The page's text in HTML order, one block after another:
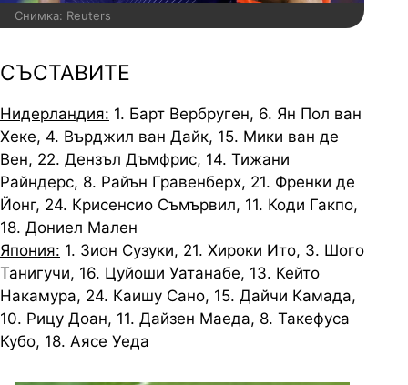
Снимка: Reuters
СЪСТАВИТЕ
Нидерландия: 1. Барт Вербруген, 6. Ян Пол ван
Хеке, 4. Върджил ван Дайк, 15. Мики ван де
Вен, 22. Дензъл Дъмфрис, 14. Тижани
Райндерс, 8. Райън Гравенберх, 21. Френки де
Йонг, 24. Крисенсио Съмървил, 11. Коди Гакпо,
18. Дониел Мален
Япония: 1. Зион Сузуки, 21. Хироки Ито, 3. Шого
Танигучи, 16. Цуйоши Уатанабе, 13. Кейто
Накамура, 24. Каишу Сано, 15. Дайчи Камада,
10. Рицу Доан, 11. Дайзен Маеда, 8. Такефуса
Кубо, 18. Аясе Уеда